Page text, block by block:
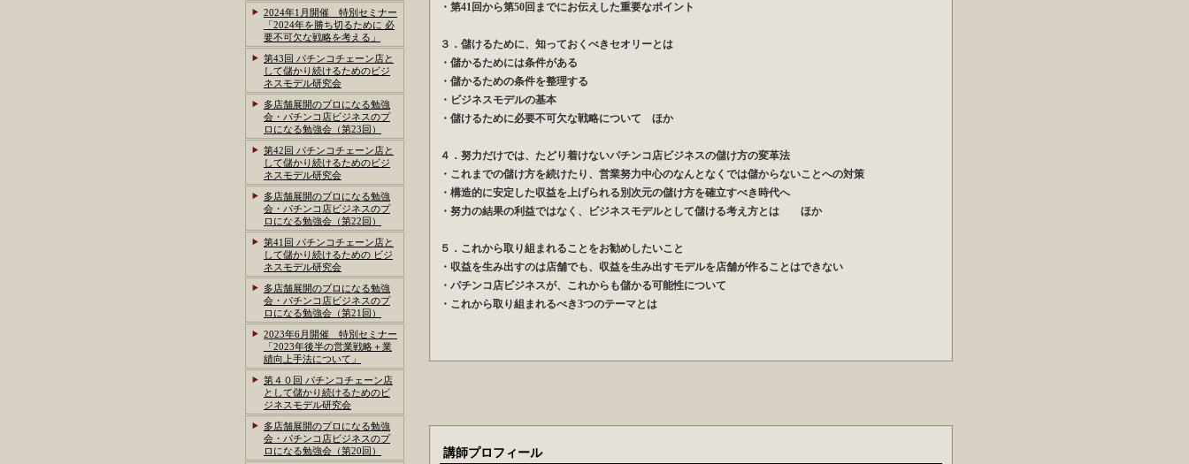
・第41回から第50回までにお伝えした重要なポイント
３．儲けるために、知っておくべきセオリーとは
・儲かるためには条件がある
・儲かるための条件を整理する
・ビジネスモデルの基本
・儲けるために必要不可欠な戦略について ほか
４．努力だけでは、たどり着けないパチンコ店ビジネスの儲け方の変革法
・これまでの儲け方を続けたり、営業努力中心のなんとなくでは儲からないことへの対策
・構造的に安定した収益を上げられる別次元の儲け方を確立すべき時代へ
・努力の結果の利益ではなく、ビジネスモデルとして儲ける考え方とは ほか
５．これから取り組まれることをお勧めしたいこと
・収益を生み出すのは店舗でも、収益を生み出すモデルを店舗が作ることはできない
・パチンコ店ビジネスが、これからも儲かる可能性について
・これから取り組まれるべき3つのテーマとは
講師プロフィール
2024年1月開催 特別セミナー
「2024年を勝ち切るために 必
要不可欠な戦略を考える」
第43回 パチンコチェーン店と
して儲かり続けるためのビジ
ネスモデル研究会
多店舗展開のプロになる勉強
会・パチンコ店ビジネスのプ
ロになる勉強会（第23回）
第42回 パチンコチェーン店と
して儲かり続けるためのビジ
ネスモデル研究会
多店舗展開のプロになる勉強
会・パチンコ店ビジネスのプ
ロになる勉強会（第22回）
第41回 パチンコチェーン店と
して儲かり続けるための ビジ
ネスモデル研究会
多店舗展開のプロになる勉強
会・パチンコ店ビジネスのプ
ロになる勉強会（第21回）
2023年6月開催 特別セミナー
「2023年後半の営業戦略＋業
績向上手法について」
第４０回 パチンコチェーン店
として儲かり続けるためのビ
ジネスモデル研究会
多店舗展開のプロになる勉強
会・パチンコ店ビジネスのプ
ロになる勉強会（第20回）